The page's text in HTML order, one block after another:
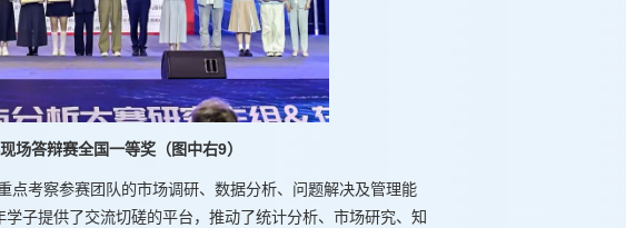
场答辩赛全国一等奖（图中右9）
点考察参赛团队的市场调研、数据分析、问题解决及管理能
子提供了交流切磋的平台，推动了统计分析、市场研究、知